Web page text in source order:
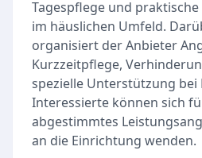
Tagespflege und
im häuslichen Umfeld.
organisiert der Anbieter
Kurzzeitpflege,
spezielle Unterstützung bei
Interessierte können sich
abgestimmtes
an die Einrichtung wenden.